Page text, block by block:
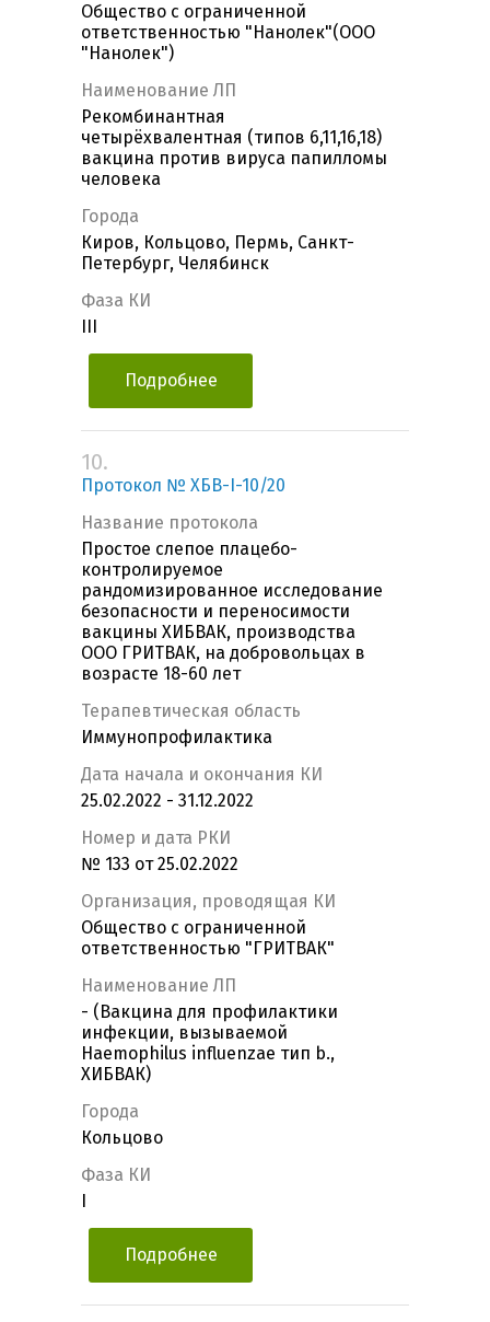
Общество с ограниченной
ответственностью "Нанолек"(ООО
"Нанолек")
Наименование ЛП
Рекомбинантная
четырёхвалентная (типов 6,11,16,18)
вакцина против вируса папилломы
человека
Города
Киров, Кольцово, Пермь, Санкт-
Петербург, Челябинск
Фаза КИ
Подробнее
10.
Протокол № ХБВ-I-10/20
Название протокола
Простое слепое плацебо-
контролируемое
рандомизированное исследование
безопасности и переносимости
вакцины ХИБВАК, производства
ООО ГРИТВАК, на добровольцах в
возрасте 18-60 лет
Терапевтическая область
Иммунопрофилактика
Дата начала и окончания КИ
25.02.2022 - 31.12.2022
Номер и дата РКИ
№ 133 от 25.02.2022
Организация, проводящая КИ
Общество с ограниченной
ответственностью "ГРИТВАК"
Наименование ЛП
- (Вакцина для профилактики
инфекции, вызываемой
Haemophilus influenzae тип b.,
ХИБВАК)
Города
Кольцово
Фаза КИ
Подробнее